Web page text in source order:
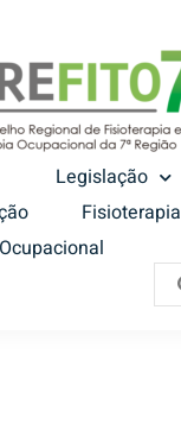
Legislação
Fisioterapia